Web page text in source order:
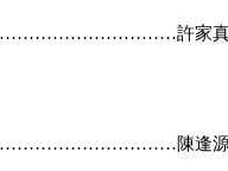
許家
………………………陳逢源